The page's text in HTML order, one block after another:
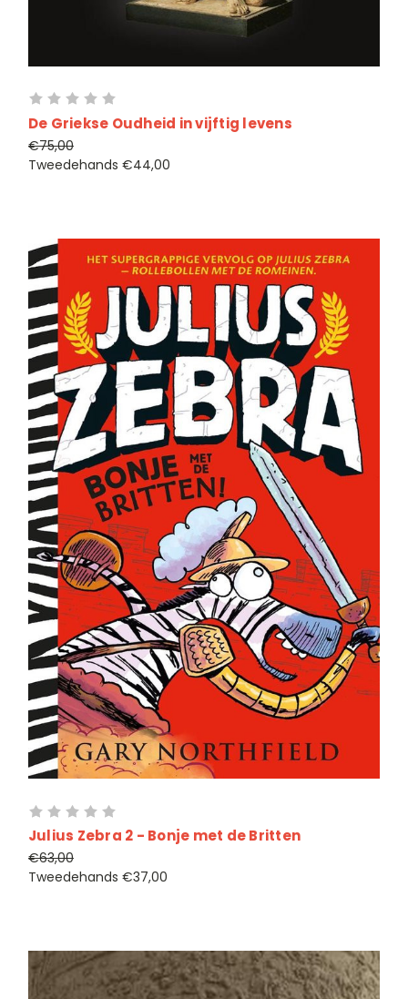
De Griekse Oudheid in vijftig levens
€75,00
Tweedehands €44,00
Julius Zebra 2 - Bonje met de Britten
€63,00
Tweedehands €37,00